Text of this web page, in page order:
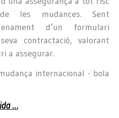
les mudances. Sent
d’un formulari
contractació, valorant
a assegurar.
…